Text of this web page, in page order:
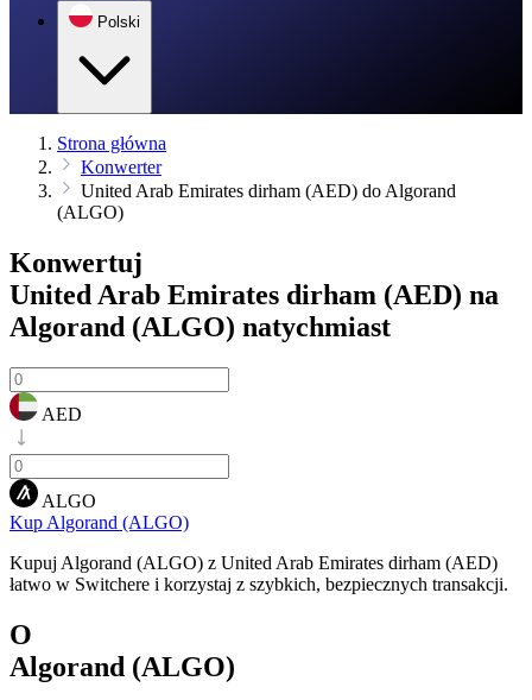
Polski
Strona główna
Konwerter
United Arab Emirates dirham (AED) do Algorand
(ALGO)
Konwertuj
United Arab Emirates dirham (AED) na
Algorand (ALGO) natychmiast
AED
ALGO
Kup Algorand (ALGO)
Kupuj Algorand (ALGO) z United Arab Emirates dirham (AED)
łatwo w Switchere i korzystaj z szybkich, bezpiecznych transakcji.
O
Algorand (ALGO)